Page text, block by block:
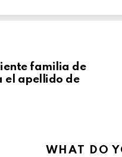
familia de
el apellido de
WHAT DO